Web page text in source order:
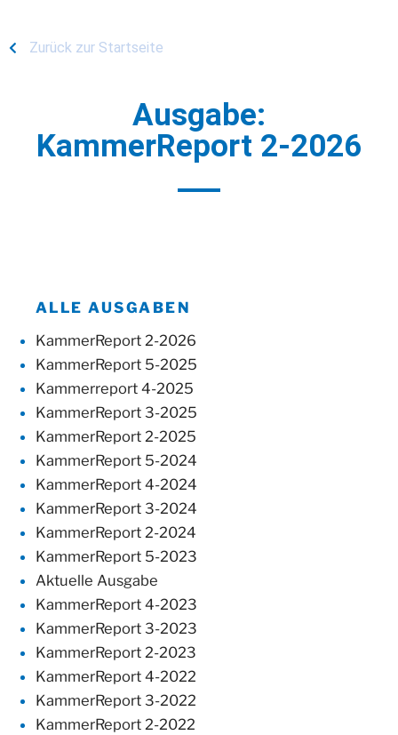
Zurück zur Startseite
Ausgabe:
KammerReport 2-2026
ALLE AUSGABEN
KammerReport 2-2026
KammerReport 5-2025
Kammerreport 4-2025
KammerReport 3-2025
KammerReport 2-2025
KammerReport 5-2024
KammerReport 4-2024
KammerReport 3-2024
KammerReport 2-2024
KammerReport 5-2023
Aktuelle Ausgabe
KammerReport 4-2023
KammerReport 3-2023
KammerReport 2-2023
KammerReport 4-2022
KammerReport 3-2022
KammerReport 2-2022